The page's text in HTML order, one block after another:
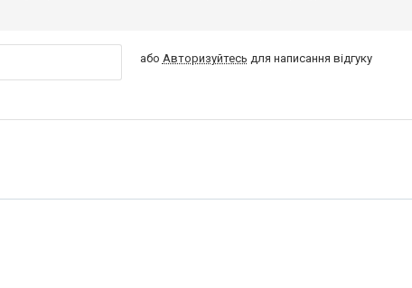
або Авторизуйтесь для написання відгуку